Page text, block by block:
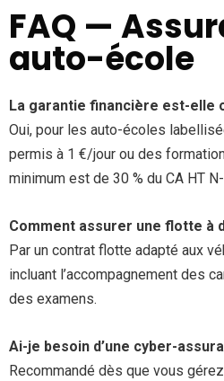
FAQ —
auto-école
La garantie financière est-elle
Oui, pour les auto-écoles
permis à 1 €/jour ou des
minimum est de 30 % du CA HT
Comment assurer une flotte à
Par un contrat flotte adapté aux
incluant l’accompagnement des
des examens.
Ai-je besoin d’une cyber-
Recommandé dès que vous